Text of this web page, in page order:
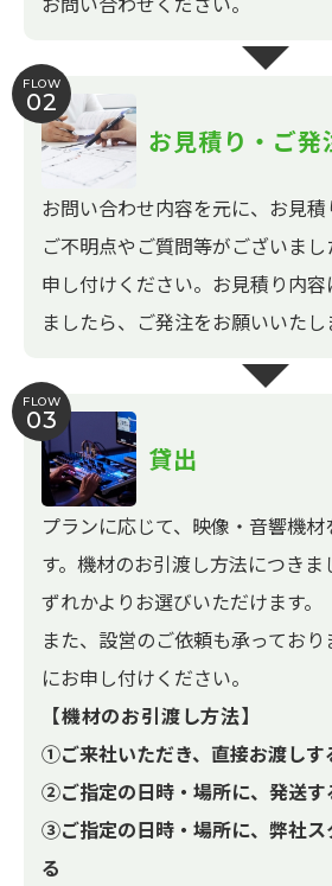
FLOW
02
お見積り・ご発
お問い合わせ内容を元に、お見積
ご不明点やご質問等がございま
申し付けください。お見積り内
ましたら、ご発注をお願いいたし
FLOW
03
貸出
プランに応じて、映像・音響機
す。機材のお引渡し方法につき
ずれかよりお選びいただけます。
また、設営のご依頼も承ってお
にお申し付けください。
【機材のお引渡し方法】
①ご来社いただき、直接お渡しす
②ご指定の日時・場所に、発送す
③ご指定の日時・場所に、弊社ス
る